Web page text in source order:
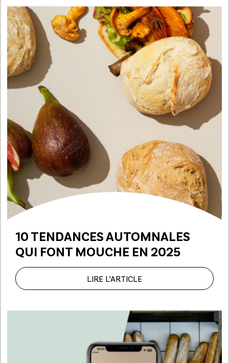
10 TENDANCES AUTOMNALES
QUI FONT MOUCHE EN 2025
LIRE L’ARTICLE